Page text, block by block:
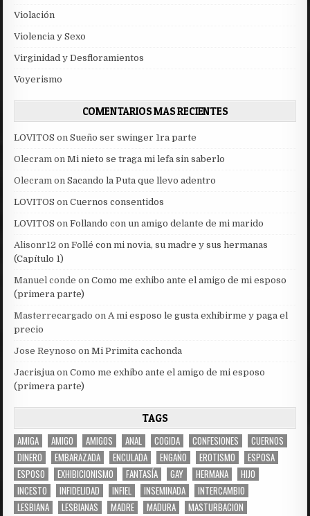
Violación
Violencia y Sexo
Virginidad y Desfloramientos
Voyerismo
COMENTARIOS MAS RECIENTES
LOVITOS onSueño ser swinger 1ra parte
Olecram onMi nieto se traga mi lefa sin saberlo
Olecram onSacando la Puta que llevo adentro
LOVITOS onCuernos consentidos
LOVITOS onFollando con un amigo delante de mi marido
Alisonr12 onFollé con mi novia, su madre y sus hermanas
(Capítulo 1)
Manuel conde onComo me exhibo ante el amigo de mi esposo
(primera parte)
Masterrecargado onA mi esposo le gusta exhibirme y paga el
precio
Jose Reynoso onMi Primita cachonda
Jacrisjua onComo me exhibo ante el amigo de mi esposo
(primera parte)
TAGS
AMIGA AMIGO AMIGOS ANAL COGIDA CONFESIONES
CUERNOS
DINERO
EMBARAZADA ENCULADA ENGAÑO EROTISMO
ESPOSA
ESPOSO
EXHIBICIONISMO FANTASÍA GAY HERMANA
HIJO
INCESTO
INFIDELIDAD INFIEL INSEMINADA
INTERCAMBIO
LESBIANA
LESBIANAS MADRE MADURA
MASTURBACION